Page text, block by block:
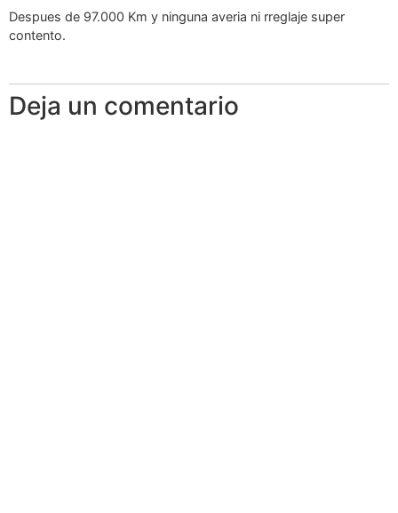
Despues de 97.000 Km y ninguna averia ni rreglaje super
contento.
Deja un comentario